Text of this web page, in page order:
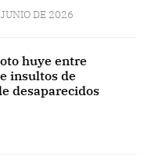
DE 2026
huye entre
insultos de
desaparecidos